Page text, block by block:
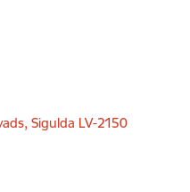
Sigulda LV-2150